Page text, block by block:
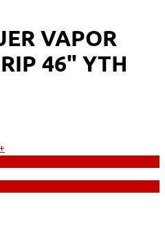
VAPOR
46" YTH